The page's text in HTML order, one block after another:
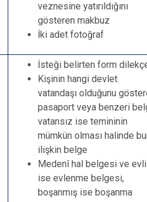
veznesine yatırıldığını
gösteren makbuz
İki adet fotoğraf
İsteği belirten form
Kişinin hangi devlet
vatandaşı olduğunu
pasaport veya benzeri
vatansız ise temininin
mümkün olması halinde
ilişkin belge
Medenî hal belgesi ve evli
ise evlenme belgesi,
boşanmış ise boşanma